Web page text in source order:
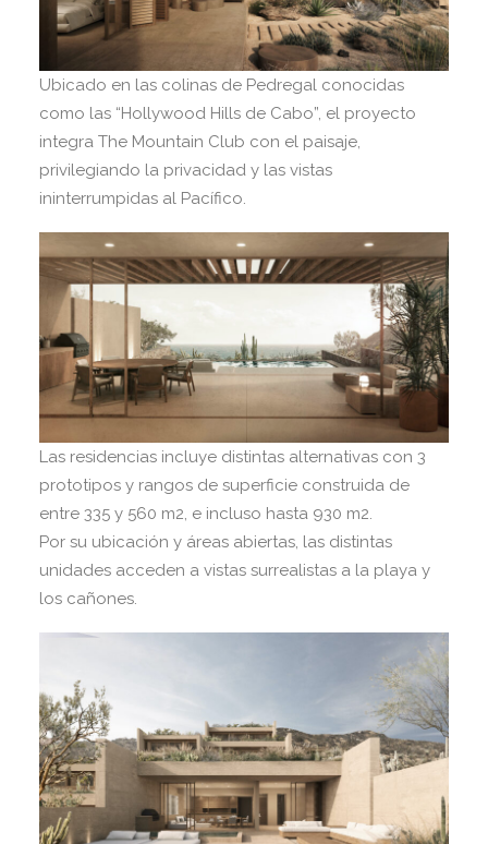
Ubicado en las colinas de Pedregal conocidas
como las “Hollywood Hills de Cabo”, el proyecto
integra The Mountain Club con el paisaje,
privilegiando la privacidad y las vistas
ininterrumpidas al Pacífico.
Las residencias incluye distintas alternativas con 3
prototipos y rangos de superficie construida de
entre 335 y 560 m2, e incluso hasta 930 m2.
Por su ubicación y áreas abiertas, las distintas
unidades acceden a vistas surrealistas a la playa y
los cañones.